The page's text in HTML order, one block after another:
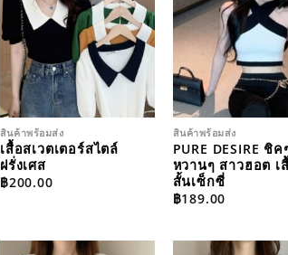
สินค้าพร้อมส่ง
เสื้อสเวตเตอร์สไตล์
ฝรั่งเศส
฿200.00
สินค้าพร้อมส่ง
PURE DESIRE ชิค
หวานๆ สาวฮอต เ
สั้นเซ็กซี่
฿189.00